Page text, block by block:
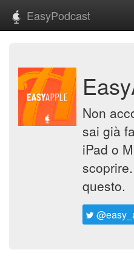
EasyPodcast
Non
sai già
iPad o
questo.